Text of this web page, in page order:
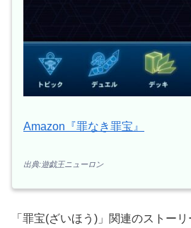
Amazon『罪なき罪宝』
出典:遊戯王ニューロン
「罪宝(ざいほう)」関連のストー